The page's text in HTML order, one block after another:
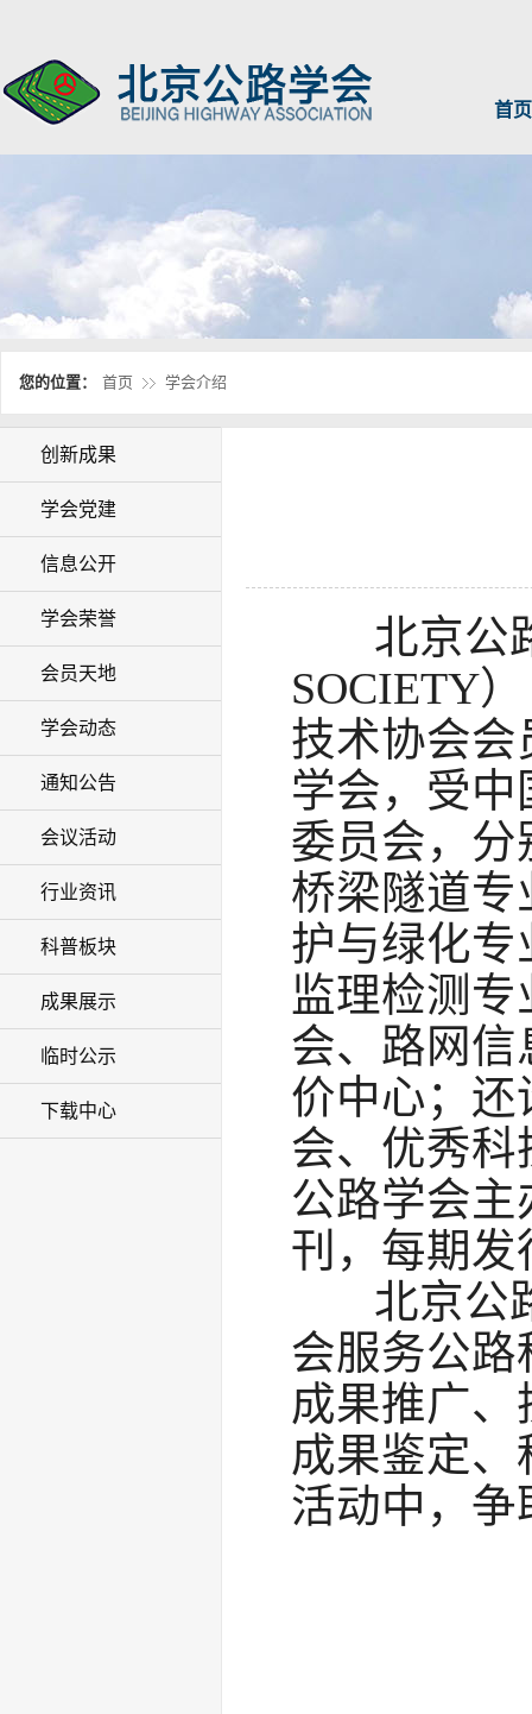
首页
您的位置： 首页 学会介绍
创新成果
学会党建
信息公开
学会荣誉
会员天地
学会动态
通知公告
会议活动
行业资讯
科普板块
成果展示
临时公示
下载中心
北京公路
SOCIETY
技术协会会
学会，受中
委员会，分
桥梁隧道专
护与绿化专
监理检测
会、路网信
价中心；还
会、优秀科
公路学会
刊，每期发
北京公路
会服务公路
成果推广
成果鉴定
活动中，